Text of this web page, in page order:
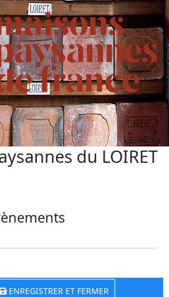
du LOIRET
ENREGISTRER ET FERMER